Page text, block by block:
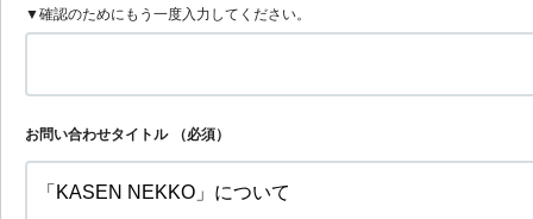
▼確認のためにもう一度入力してください。
お問い合わせタイトル （必須）